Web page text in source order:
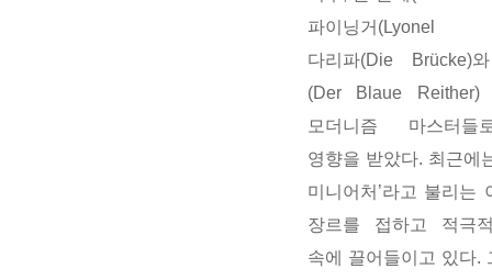
파이닝거 (Lyonel
다리파(Die Brücke)
(Der Blaue
모더니즘 마스터
영향을 받았다. 최근에
미니어처 ’라고 불리는
장르를 접하고 적극
속에 끌어들이고 있다.